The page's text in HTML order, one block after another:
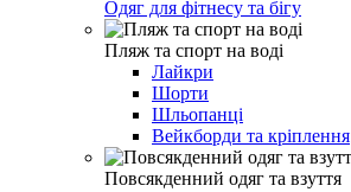
Одяг для фітнесу та бігу
Пляж та спорт на воді
Лайкри
Шорти
Шльопанці
Вейкборди та кріплення
Повсякденний одяг та взуття